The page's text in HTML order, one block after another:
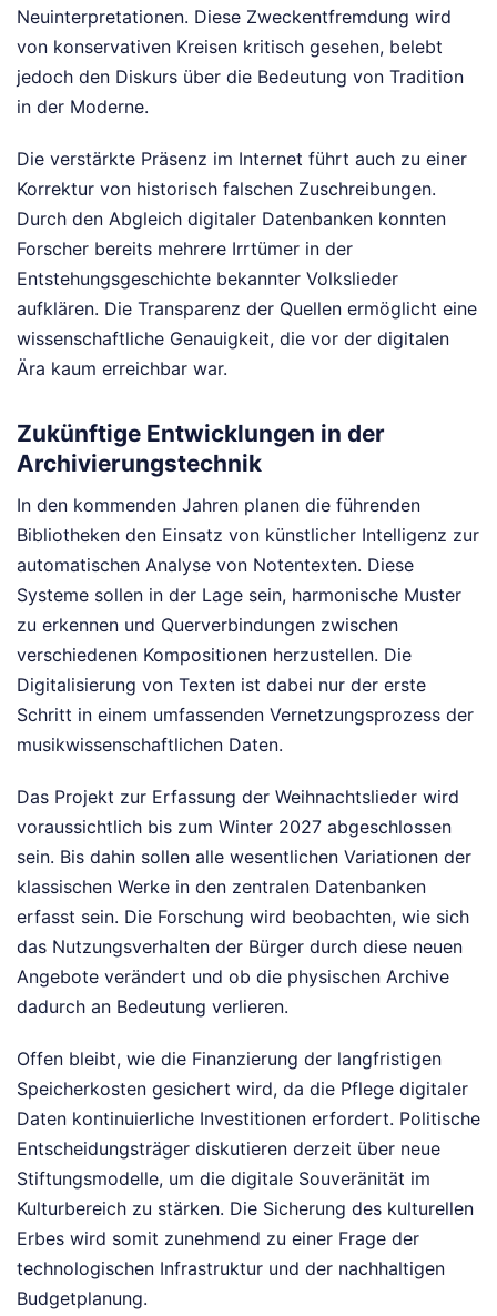
Neuinterpretationen. Diese Zweckentfremdung wird
von konservativen Kreisen kritisch gesehen, belebt
jedoch den Diskurs über die Bedeutung von Tradition
in der Moderne.
Die verstärkte Präsenz im Internet führt auch zu einer
Korrektur von historisch falschen Zuschreibungen.
Durch den Abgleich digitaler Datenbanken konnten
Forscher bereits mehrere Irrtümer in der
Entstehungsgeschichte bekannter Volkslieder
aufklären. Die Transparenz der Quellen ermöglicht eine
wissenschaftliche Genauigkeit, die vor der digitalen
Ära kaum erreichbar war.
Zukünftige Entwicklungen in der
Archivierungstechnik
In den kommenden Jahren planen die führenden
Bibliotheken den Einsatz von künstlicher Intelligenz zur
automatischen Analyse von Notentexten. Diese
Systeme sollen in der Lage sein, harmonische Muster
zu erkennen und Querverbindungen zwischen
verschiedenen Kompositionen herzustellen. Die
Digitalisierung von Texten ist dabei nur der erste
Schritt in einem umfassenden Vernetzungsprozess der
musikwissenschaftlichen Daten.
Das Projekt zur Erfassung der Weihnachtslieder wird
voraussichtlich bis zum Winter 2027 abgeschlossen
sein. Bis dahin sollen alle wesentlichen Variationen der
klassischen Werke in den zentralen Datenbanken
erfasst sein. Die Forschung wird beobachten, wie sich
das Nutzungsverhalten der Bürger durch diese neuen
Angebote verändert und ob die physischen Archive
dadurch an Bedeutung verlieren.
Offen bleibt, wie die Finanzierung der langfristigen
Speicherkosten gesichert wird, da die Pflege digitaler
Daten kontinuierliche Investitionen erfordert. Politische
Entscheidungsträger diskutieren derzeit über neue
Stiftungsmodelle, um die digitale Souveränität im
Kulturbereich zu stärken. Die Sicherung des kulturellen
Erbes wird somit zunehmend zu einer Frage der
technologischen Infrastruktur und der nachhaltigen
Budgetplanung.